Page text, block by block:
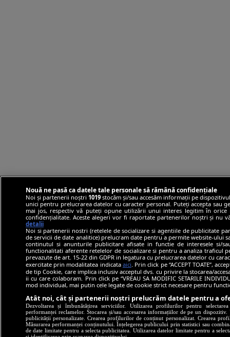
Nouă ne pasă ca datele tale personale să rămână confidențiale
Noi și partenerii noștri 1019stocăm și/sau accesăm informații pe
unici pentru prelucrarea datelor cu caracter personal. Puteți accepta sau
mai jos, respectiv vă puteți opune utilizării unui interes legitim în
confidențialitate. Aceste alegeri vor fi raportate partenerilor noștri și nu
detalii
Noi si partenerii nostri (retelele de socializare si agentiile de publicitate
de servicii de date analitice) prelucram date pentru a permite website-ului
continutul si anunturile publicitare afisate in functie de interesele si/
functionalitati aferente retelelor de socializare si pentru a analiza traficul
prevazute de art. 15-22 din GDPR in legatura cu prelucrarea datelor cu
exercitate prin modalitatea indicata aici . Prin click pe “ACCEPT TOATE”,
de tip Cookie, care implica inclusiv acceptul dvs. cu privire la stocarea/
ii cu care colaboram. Prin click pe “VREAU SA MODIFIC SETARILE
mod individual, mai putin cele legate de cookie strict necesare pentru
Atât noi, cât și partenerii noștri prelucrăm datele pentru a
Dezvoltarea și îmbunătățirea serviciilor. Utilizarea profilurilor pentru
performanței reclamelor. Stocarea și/sau accesarea informațiilor de pe un
publicității personalizate. Crearea profilurilor de conținut personalizat. Crearea
Măsurarea performanței conținutului. Înțelegerea publicului prin statistici sau
de date limitate pentru a selecta publicitatea. Utilizarea datelor limitate pentru a